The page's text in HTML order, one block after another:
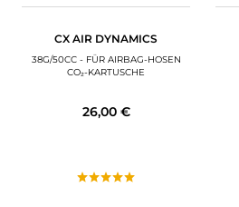
CX AIR DYNAMICS
38G/50CC - FÜR AIRBAG-HOSEN
CO₂-KARTUSCHE
26,00 €